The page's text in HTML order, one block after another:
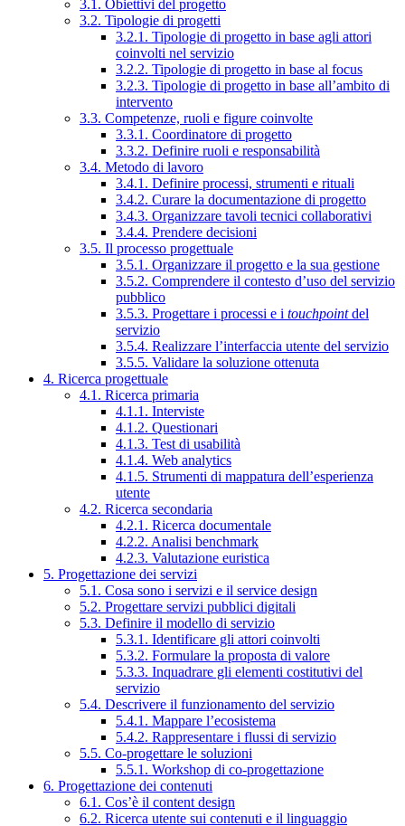
3.1. Obiettivi del progetto
3.2. Tipologie di progetti
3.2.1. Tipologie di progetto in base agli attori
coinvolti nel servizio
3.2.2. Tipologie di progetto in base al focus
3.2.3. Tipologie di progetto in base all’ambito di
intervento
3.3. Competenze, ruoli e figure coinvolte
3.3.1. Coordinatore di progetto
3.3.2. Definire ruoli e responsabilità
3.4. Metodo di lavoro
3.4.1. Definire processi, strumenti e rituali
3.4.2. Curare la documentazione di progetto
3.4.3. Organizzare tavoli tecnici collaborativi
3.4.4. Prendere decisioni
3.5. Il processo progettuale
3.5.1. Organizzare il progetto e la sua gestione
3.5.2. Comprendere il contesto d’uso del servizio
pubblico
3.5.3. Progettare i processi e i touchpointdel
servizio
3.5.4. Realizzare l’interfaccia utente del servizio
3.5.5. Validare la soluzione ottenuta
4. Ricerca progettuale
4.1. Ricerca primaria
4.1.1. Interviste
4.1.2. Questionari
4.1.3. Test di usabilità
4.1.4. Web analytics
4.1.5. Strumenti di mappatura dell’esperienza
utente
4.2. Ricerca secondaria
4.2.1. Ricerca documentale
4.2.2. Analisi benchmark
4.2.3. Valutazione euristica
5. Progettazione dei servizi
5.1. Cosa sono i servizi e il service design
5.2. Progettare servizi pubblici digitali
5.3. Definire il modello di servizio
5.3.1. Identificare gli attori coinvolti
5.3.2. Formulare la proposta di valore
5.3.3. Inquadrare gli elementi costitutivi del
servizio
5.4. Descrivere il funzionamento del servizio
5.4.1. Mappare l’ecosistema
5.4.2. Rappresentare i flussi di servizio
5.5. Co-progettare le soluzioni
5.5.1. Workshop di co-progettazione
6. Progettazione dei contenuti
6.1. Cos’è il content design
6.2. Ricerca utente sui contenuti e il linguaggio